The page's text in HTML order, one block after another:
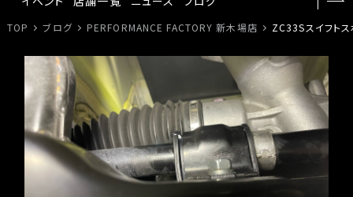
TOP ブログ PERFORMANCE FACTORY 新木場店 ZC33Sスイフトス